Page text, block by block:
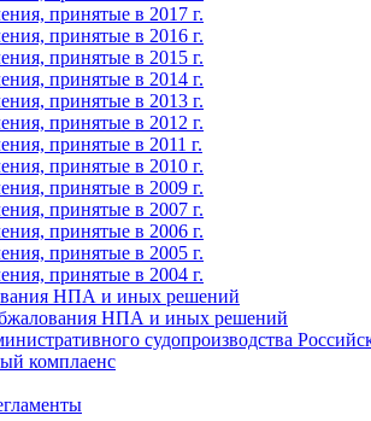
принятые в 2017 г.
принятые в 2016 г.
принятые в 2015 г.
принятые в 2014 г.
принятые в 2013 г.
принятые в 2012 г.
принятые в 2011 г.
принятые в 2010 г.
принятые в 2009 г.
принятые в 2007 г.
принятые в 2006 г.
принятые в 2005 г.
принятые в 2004 г.
НПА и иных решений
НПА и иных решений
судопроизводства
комплаенс